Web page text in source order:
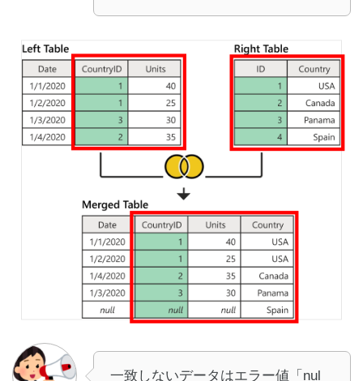
一致しないデータはエラー値「nul